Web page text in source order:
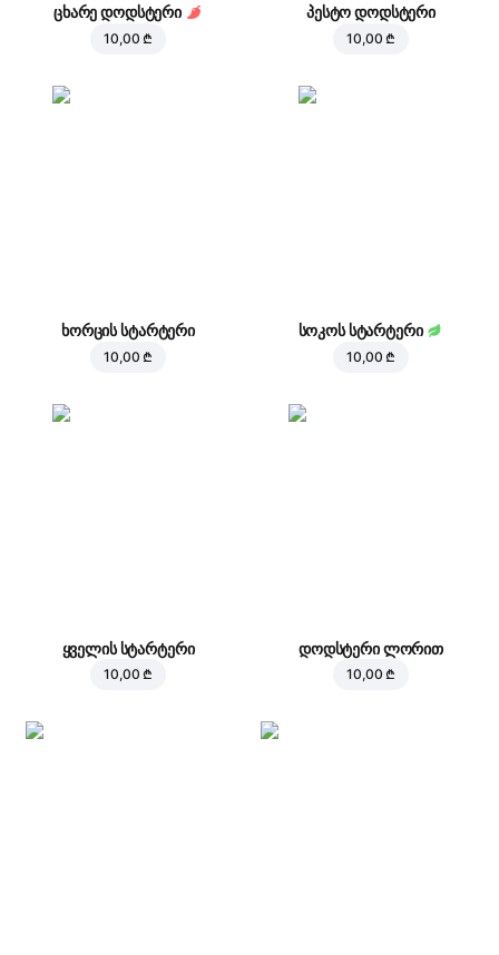
ცხარე დოდსტერი
10,00 ₾
პესტო დოდსტერი
10,00 ₾
ხორცის სტარტერი
10,00 ₾
სოკოს სტარტერი
10,00 ₾
ყველის სტარტერი
10,00 ₾
დოდსტერი ლორით
10,00 ₾